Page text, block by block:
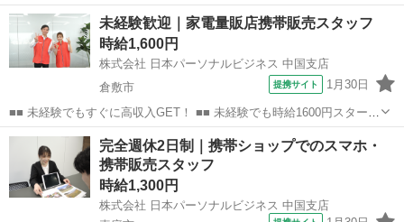
事紹介> で、来社なくお仕事探しが可能です♪ 基本情報を入力したら
電話で希望を伝えるだけでOK★ 営業、ラウンダー、事務のお仕事も
あります♪ ご希...
岡山 岡山市 店長
未経験歓迎｜家電量販店携帯販売スタッフ
時給1,600円
株式会社 日本パーソナルビジネス 中国支店
倉敷市
提携サイト 1月30日
■■ 未経験でもすぐに高収入GET！ ■■ 未経験でも時給1600円スタート
なので、すぐに高収入!! 社員登用制度もあるので、ゆくゆくは社員に
なんてキャリアアップも目指せます!! ■■ 来社不要！カンタン電話登
録!! ■■...
岡山 倉敷市 店長
完全週休2日制｜携帯ショップでのスマホ・
携帯販売スタッフ
時給1,300円
株式会社 日本パーソナルビジネス 中国支店